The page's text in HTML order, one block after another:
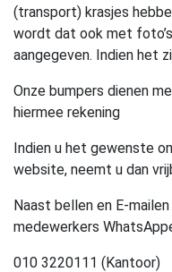
(transport) krasjes
wordt dat ook met
aangegeven. Indien het
Onze bumpers dienen
hiermee rekening
Indien u het gewenste
website, neemt u dan
Naast bellen en E-
medewerkers
010 3220111 (Kantoor)